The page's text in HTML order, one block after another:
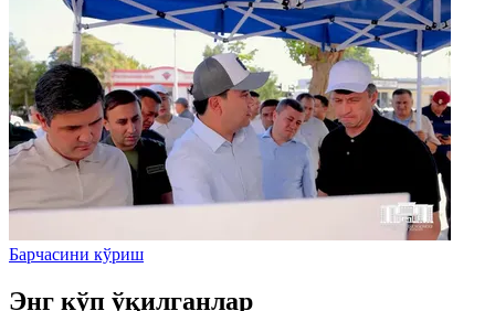
Барчасини кўриш
Энг кўп ўқилганлар